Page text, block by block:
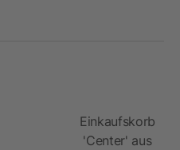
Einkaufskorb
'Center' aus